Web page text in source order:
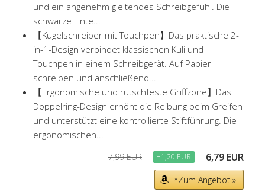
und ein angenehm gleitendes Schreibgefühl. Die
schwarze Tinte...
【Kugelschreiber mit Touchpen】Das praktische 2-
in-1-Design verbindet klassischen Kuli und
Touchpen in einem Schreibgerät. Auf Papier
schreiben und anschließend...
【Ergonomische und rutschfeste Griffzone】Das
Doppelring-Design erhöht die Reibung beim Greifen
und unterstützt eine kontrollierte Stiftführung. Die
ergonomischen...
7,99 EUR −1,20 EUR 6,79 EUR
*Zum Angebot »